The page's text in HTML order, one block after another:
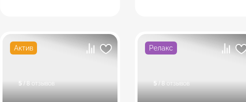
Актив
5 / 8 отзывов
Релакс
5 / 8 отзывов